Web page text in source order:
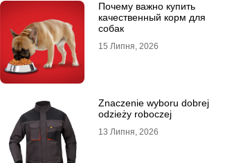
Почему важно купить
качественный корм для
собак
15 Липня, 2026
Znaczenie wyboru dobrej
odzieży roboczej
13 Липня, 2026